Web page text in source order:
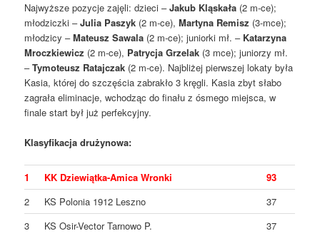
Najwyższe pozycje zajęli: dzieci –Jakub Kląskała (2 m-ce);
młodziczki –Julia Paszyk (2 m-ce),Martyna Remisz (3-mce);
młodzicy –Mateusz Sawala (2 m-ce); juniorki mł. – Katarzyna
Mroczkiewicz (2 m-ce), Patrycja Grzelak (3 mce); juniorzy mł.
–Tymoteusz Ratajczak (2 m-ce). Najbliżej pierwszej lokaty była
Kasia, której do szczęścia zabrakło 3 kręgli. Kasia zbyt słabo
zagrała eliminacje, wchodząc do finału z ósmego miejsca, w
finale start był już perfekcyjny.
Klasyfikacja drużynowa:
1 KK Dziewiątka-Amica Wronki
93
2
KS Polonia 1912 Leszno
37
3
KS Osir-Vector Tarnowo P. 37